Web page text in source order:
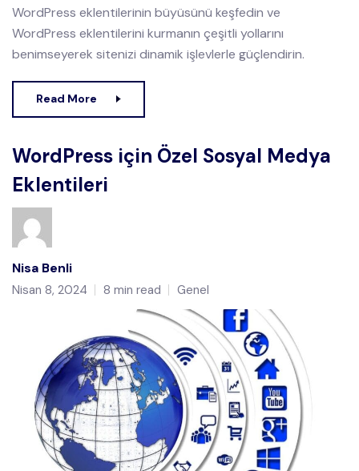
WordPress eklentilerinin büyüsünü keşfedin ve
WordPress eklentilerini kurmanın çeşitli yollarını
benimseyerek sitenizi dinamik işlevlerle güçlendirin.
Read More
WordPress için Özel Sosyal Medya
Eklentileri
Nisa Benli
Nisan 8, 2024 8 min read Genel